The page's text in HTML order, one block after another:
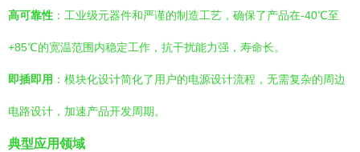
高可靠性 ：工业级元器件和严谨的制造工艺，确保了产品在-40℃至
+85℃的宽温范围内稳定工作，抗干扰能力强，寿命长。
即插即用 ：模块化设计简化了用户的电源设计流程，无需复杂的周边
电路设计，加速产品开发周期。
典型应用领域